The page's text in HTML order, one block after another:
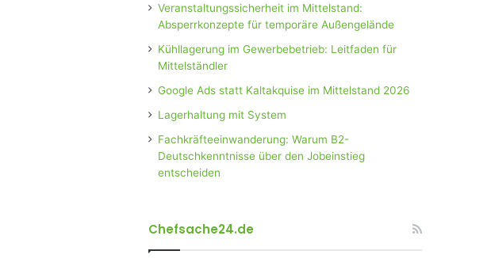
Veranstaltungssicherheit im Mittelstand:
Absperrkonzepte für temporäre Außengelände
Kühllagerung im Gewerbebetrieb: Leitfaden für
Mittelständler
Google Ads statt Kaltakquise im Mittelstand 2026
Lagerhaltung mit System
Fachkräfteeinwanderung: Warum B2-
Deutschkenntnisse über den Jobeinstieg
entscheiden
Chefsache24.de